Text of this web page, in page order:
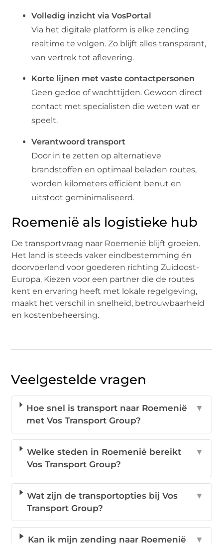
Volledig inzicht via VosPortal
Via het digitale platform is elke zending
realtime te volgen. Zo blijft alles transparant,
van vertrek tot aflevering.
Korte lijnen met vaste contactpersonen
Geen gedoe of wachttijden. Gewoon direct
contact met specialisten die weten wat er
speelt.
Verantwoord transport
Door in te zetten op alternatieve
brandstoffen en optimaal beladen routes,
worden kilometers efficiënt benut en
uitstoot geminimaliseerd.
Roemenië als logistieke hub
De transportvraag naar Roemenië blijft groeien.
Het land is steeds vaker eindbestemming én
doorvoerland voor goederen richting Zuidoost-
Europa. Kiezen voor een partner die de routes
kent en ervaring heeft met lokale regelgeving,
maakt het verschil in snelheid, betrouwbaarheid
en kostenbeheersing.
Veelgestelde vragen
Hoe snel is transport naar Roemenië
met Vos Transport Group?
▼
Welke steden in Roemenië bereikt
Vos Transport Group?
▼
Wat zijn de transportopties bij Vos
Transport Group?
▼
Kan ik mijn zending naar Roemenië ▼